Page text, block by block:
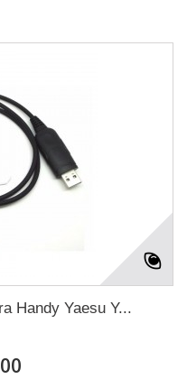
Handy Yaesu Y...